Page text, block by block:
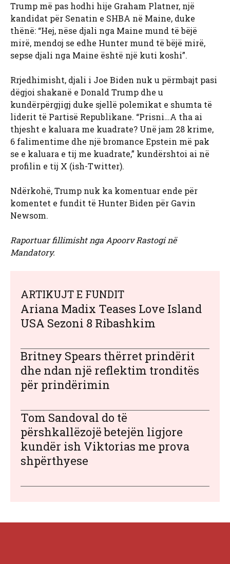
Trump më pas hodhi hije Graham Platner, një
kandidat për Senatin e SHBA në Maine, duke
thënë: “Hej, nëse djali nga Maine mund të bëjë
mirë, mendoj se edhe Hunter mund të bëjë mirë,
sepse djali nga Maine është një kuti koshi”.
Rrjedhimisht, djali i Joe Biden nuk u përmbajt pasi
dëgjoi shakanë e Donald Trump dhe u
kundërpërgjigj duke sjellë polemikat e shumta të
liderit të Partisë Republikane. “Prisni…A tha ai
thjesht e kaluara me kuadrate? Unë jam 28 krime,
6 falimentime dhe një bromance Epstein më pak
se e kaluara e tij me kuadrate,” kundërshtoi ai në
profilin e tij X (ish-Twitter).
Ndërkohë, Trump nuk ka komentuar ende për
komentet e fundit të Hunter Biden për Gavin
Newsom.
Raportuar fillimisht nga Apoorv Rastogi në
Mandatory.
ARTIKUJT E FUNDIT
Ariana Madix Teases Love Island
USA Sezoni 8 Ribashkim
Britney Spears thërret prindërit
dhe ndan një reflektim tronditës
për prindërimin
Tom Sandoval do të
përshkallëzojë betejën ligjore
kundër ish Viktorias me prova
shpërthyese